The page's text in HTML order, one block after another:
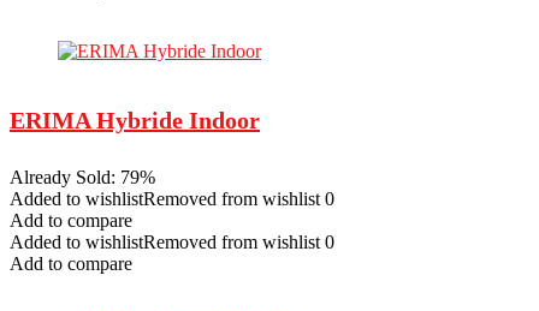
ERIMA Hybride Indoor
Already Sold: 79%
Added to wishlistRemoved from wishlist 0
Add to compare
Added to wishlistRemoved from wishlist 0
Add to compare